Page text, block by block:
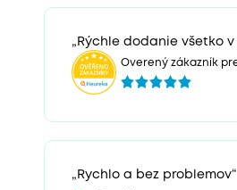
„Rýchle dodanie všetko
Overený zákazník
„Rychlo a bez problemov“